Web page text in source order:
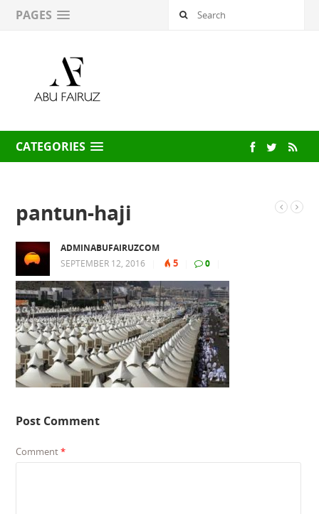
PAGES
CATEGORIES
pantun-haji
ADMINABUFAIRUZCOM
SEPTEMBER 12, 2016
5 0
Post Comment
Comment*